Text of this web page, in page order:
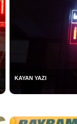
KAYAN YAZI